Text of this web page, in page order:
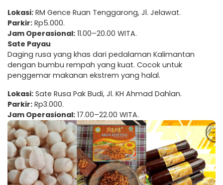
Lokasi: RM Gence Ruan Tenggarong, Jl. Jelawat.
Parkir: Rp5.000.
Jam Operasional: 11.00–20.00 WITA.
Sate Payau
Daging rusa yang khas dari pedalaman Kalimantan
dengan bumbu rempah yang kuat. Cocok untuk
penggemar makanan ekstrem yang halal.
Lokasi: Sate Rusa Pak Budi, Jl. KH Ahmad Dahlan.
Parkir: Rp3.000.
Jam Operasional: 17.00–22.00 WITA.